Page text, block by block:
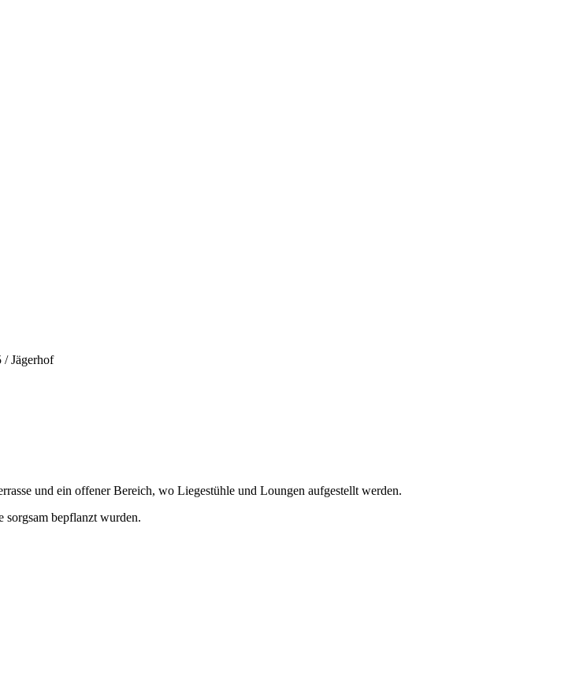
/ Jägerhof
und ein offener Bereich, wo Liegestühle und Loungen aufgestellt werden.
sorgsam bepflanzt wurden.